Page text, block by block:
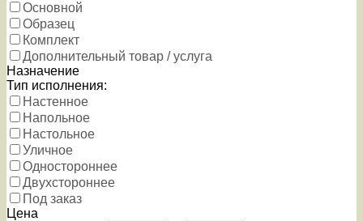
Основной
Образец
Комплект
Дополнительный товар / услуга
Назначение
Тип исполнения:
Настенное
Напольное
Настольное
Уличное
Одностороннее
Двухстороннее
Под заказ
Цена